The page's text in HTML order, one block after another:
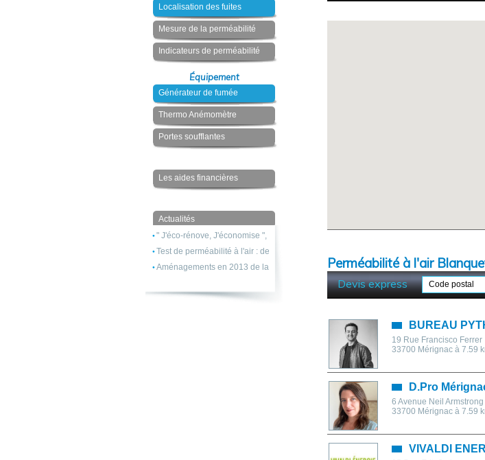
Localisation des fuites
Mesure de la perméabilité
Indicateurs de perméabilité
Équipement
Générateur de fumée
Thermo Anémomètre
Portes soufflantes
Les aides financières
Actualités
" J'éco-rénove, J'économise ", le slogan du nouveau dispositif d'aide à la rénovation
Test de perméabilité à l'air : de nouvelles règles d'étalonnage des matériels
Aménagements en 2013 de la RT2012 ?
Perméabilité à l'air
Devis express Code postal
BUREAU
19 Rue Francisco Ferrer
33700 Mérignac à 7.59
D.Pro
6 Avenue Neil Armstrong
33700 Mérignac à 7.59
VIVALDI